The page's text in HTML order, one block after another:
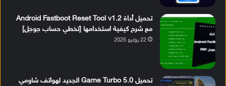
تحميل أداة Android Fastboot Reset Tool v1.2
مع شرح كيفية استخدامها [تخطي حساب جوجل]
22 يوليو 2025
تحميل Game Turbo 5.0 الجديد لهواتف شاومي